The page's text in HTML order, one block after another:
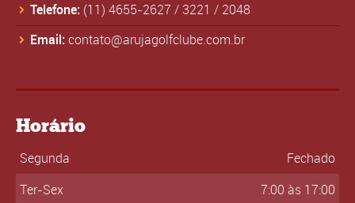
Telefone: (11) 4655-2627 / 3221 / 2048
Email: contato@arujagolfclube.com.br
Horário
Segunda
Fechado
Ter-Sex
7:00 às 17:00